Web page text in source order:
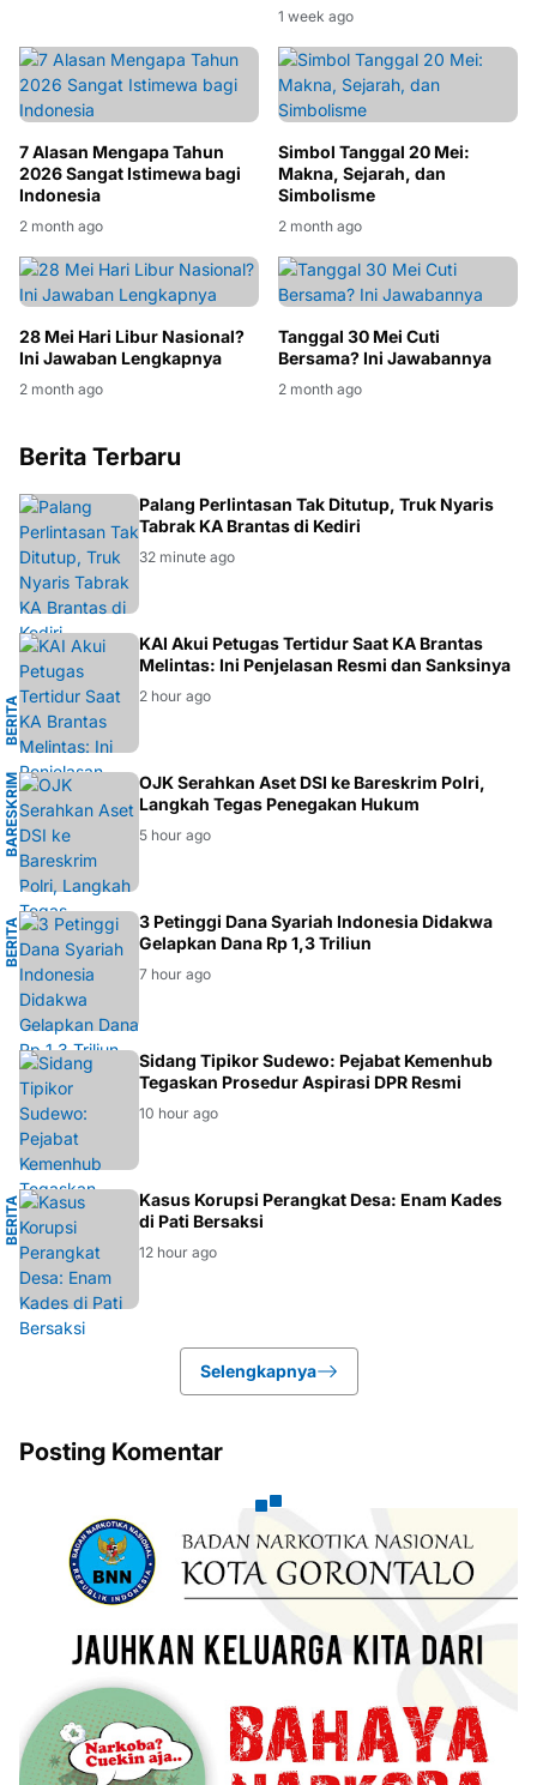
1 week ago
7 Alasan Mengapa Tahun
2026 Sangat Istimewa bagi
Indonesia
2 month ago
Simbol Tanggal 20 Mei:
Makna, Sejarah, dan
Simbolisme
2 month ago
28 Mei Hari Libur Nasional?
Ini Jawaban Lengkapnya
2 month ago
Tanggal 30 Mei Cuti
Bersama? Ini Jawabannya
2 month ago
Berita Terbaru
BERITA
Palang Perlintasan Tak Ditutup, Truk Nyaris
Tabrak KA Brantas di Kediri
32 minute ago
B
E
R
I
T
A
T
R
A
N
S
P
O
R
T
A
SI
KAI Akui Petugas Tertidur Saat KA Brantas
Melintas: Ini Penjelasan Resmi dan Sanksinya
2 hour ago
B
A
R
E
S
K
R
I
M
P
O
L
RI
OJK Serahkan Aset DSI ke Bareskrim Polri,
Langkah Tegas Penegakan Hukum
5 hour ago
B
E
R
I
T
A
H
U
K
UM
3 Petinggi Dana Syariah Indonesia Didakwa
Gelapkan Dana Rp 1,3 Triliun
7 hour ago
HUKUM
Sidang Tipikor Sudewo: Pejabat Kemenhub
Tegaskan Prosedur Aspirasi DPR Resmi
10 hour ago
B
E
R
I
T
A
H
U
K
UM
Kasus Korupsi Perangkat Desa: Enam Kades
di Pati Bersaksi
12 hour ago
Selengkapnya
Posting Komentar